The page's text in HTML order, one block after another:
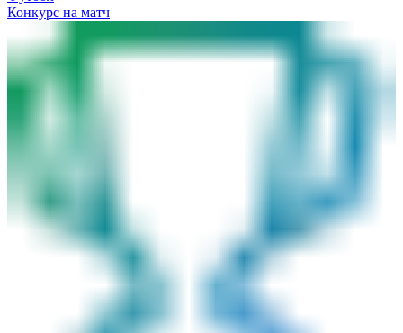
Конкурс на матч